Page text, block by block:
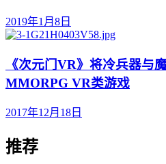
2019年1月8日
《次元门VR》将冷兵器与
MMORPG VR类游戏
2017年12月18日
推荐